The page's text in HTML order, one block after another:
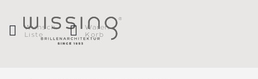
Wunsch
Liste
Waren
Korb